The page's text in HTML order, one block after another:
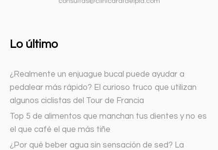
Lo último
¿Realmente un enjuague bucal puede ayudar a
pedalear más rápido? El curioso truco que utilizan
algunos ciclistas del Tour de Francia
Top 5 de alimentos que manchan tus dientes y no es
el que café el que más tiñe
¿Por qué beber agua sin sensación de sed? La